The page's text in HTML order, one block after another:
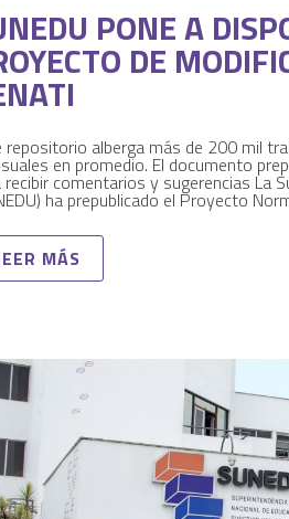
PONE A
DE
repositorio alberga más de 200 mil
en promedio. El documento
recibir comentarios y sugerencias La
ha prepublicado el Proyecto
MÁS